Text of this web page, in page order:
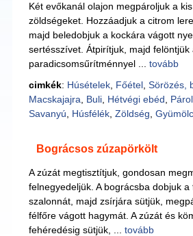
Két evőkanál olajon megpároljuk a
zöldségeket. Hozzáadjuk a citrom
majd beledobjuk a kockára vágott
sertésszívet. Átpirítjuk, majd felöntjük
paradicsomsűrítménnyel ... tovább
cimkék: Húsételek, Főétel, Sörözés,
Macskajajra
Buli, Hétvégi ebéd
Savanyú
Húsfélék, Zöldség
Bográcsos zúzapörkölt
A zúzát megtisztítjuk, gondosan
felnegyedeljük. A bográcsba dobjuk a
szalonnát, majd zsírjára sütjük,
félfőre vágott hagymát. A zúzát és
fehéredésig sütjük, ... tovább